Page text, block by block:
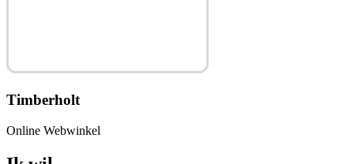
Timberholt
Online Webwinkel